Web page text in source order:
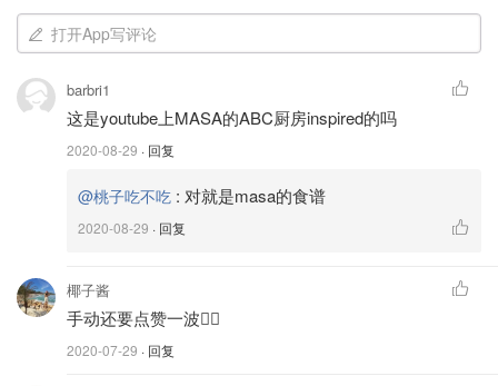
辅食材：
葱 Scallion—3支
蒜 Garlic—5粒
姜 Ginger—5g
打开App写评论
barbri1
这是youtube上MASA的ABC厨房inspired的吗
2020-08-29 · 回复
@桃子吃不吃 : 对就是masa的食谱
2020-08-29 · 回复
椰子酱
手动还要点赞一波👍🏻
2020-07-29 · 回复